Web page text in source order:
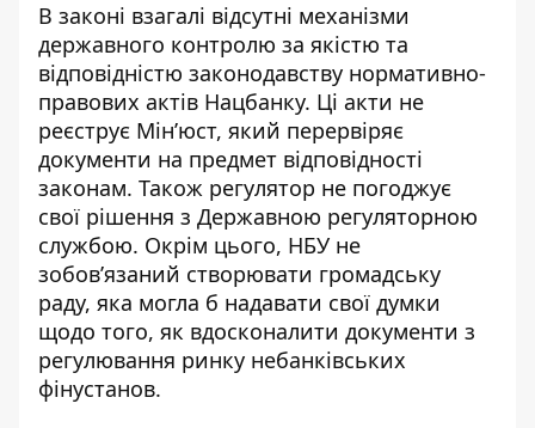
В законі взагалі відсутні механізми
державного контролю за якістю та
відповідністю законодавству нормативно-
правових актів Нацбанку. Ці акти не
реєструє Мін’юст, який перервіряє
документи на предмет відповідності
законам. Також регулятор не погоджує
свої рішення з Державною регуляторною
службою. Окрім цього, НБУ не
зобов’язаний створювати громадську
раду, яка могла б надавати свої думки
щодо того, як вдосконалити документи з
регулювання ринку небанківських
фінустанов.